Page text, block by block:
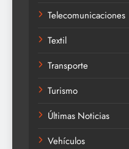
Telecomunicaciones
Textil
Transporte
Turismo
Últimas Noticias
Vehículos